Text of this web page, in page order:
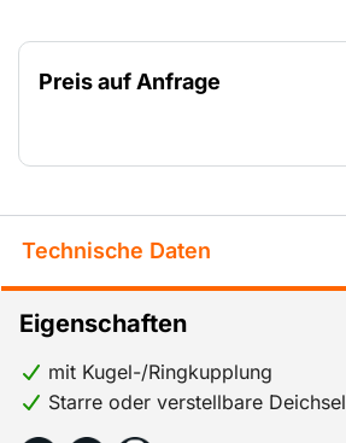
Preis auf Anfrage
Technische Daten
Eigenschaften
mit Kugel-/Ringkupplung
Starre oder verstellbare Deichsel